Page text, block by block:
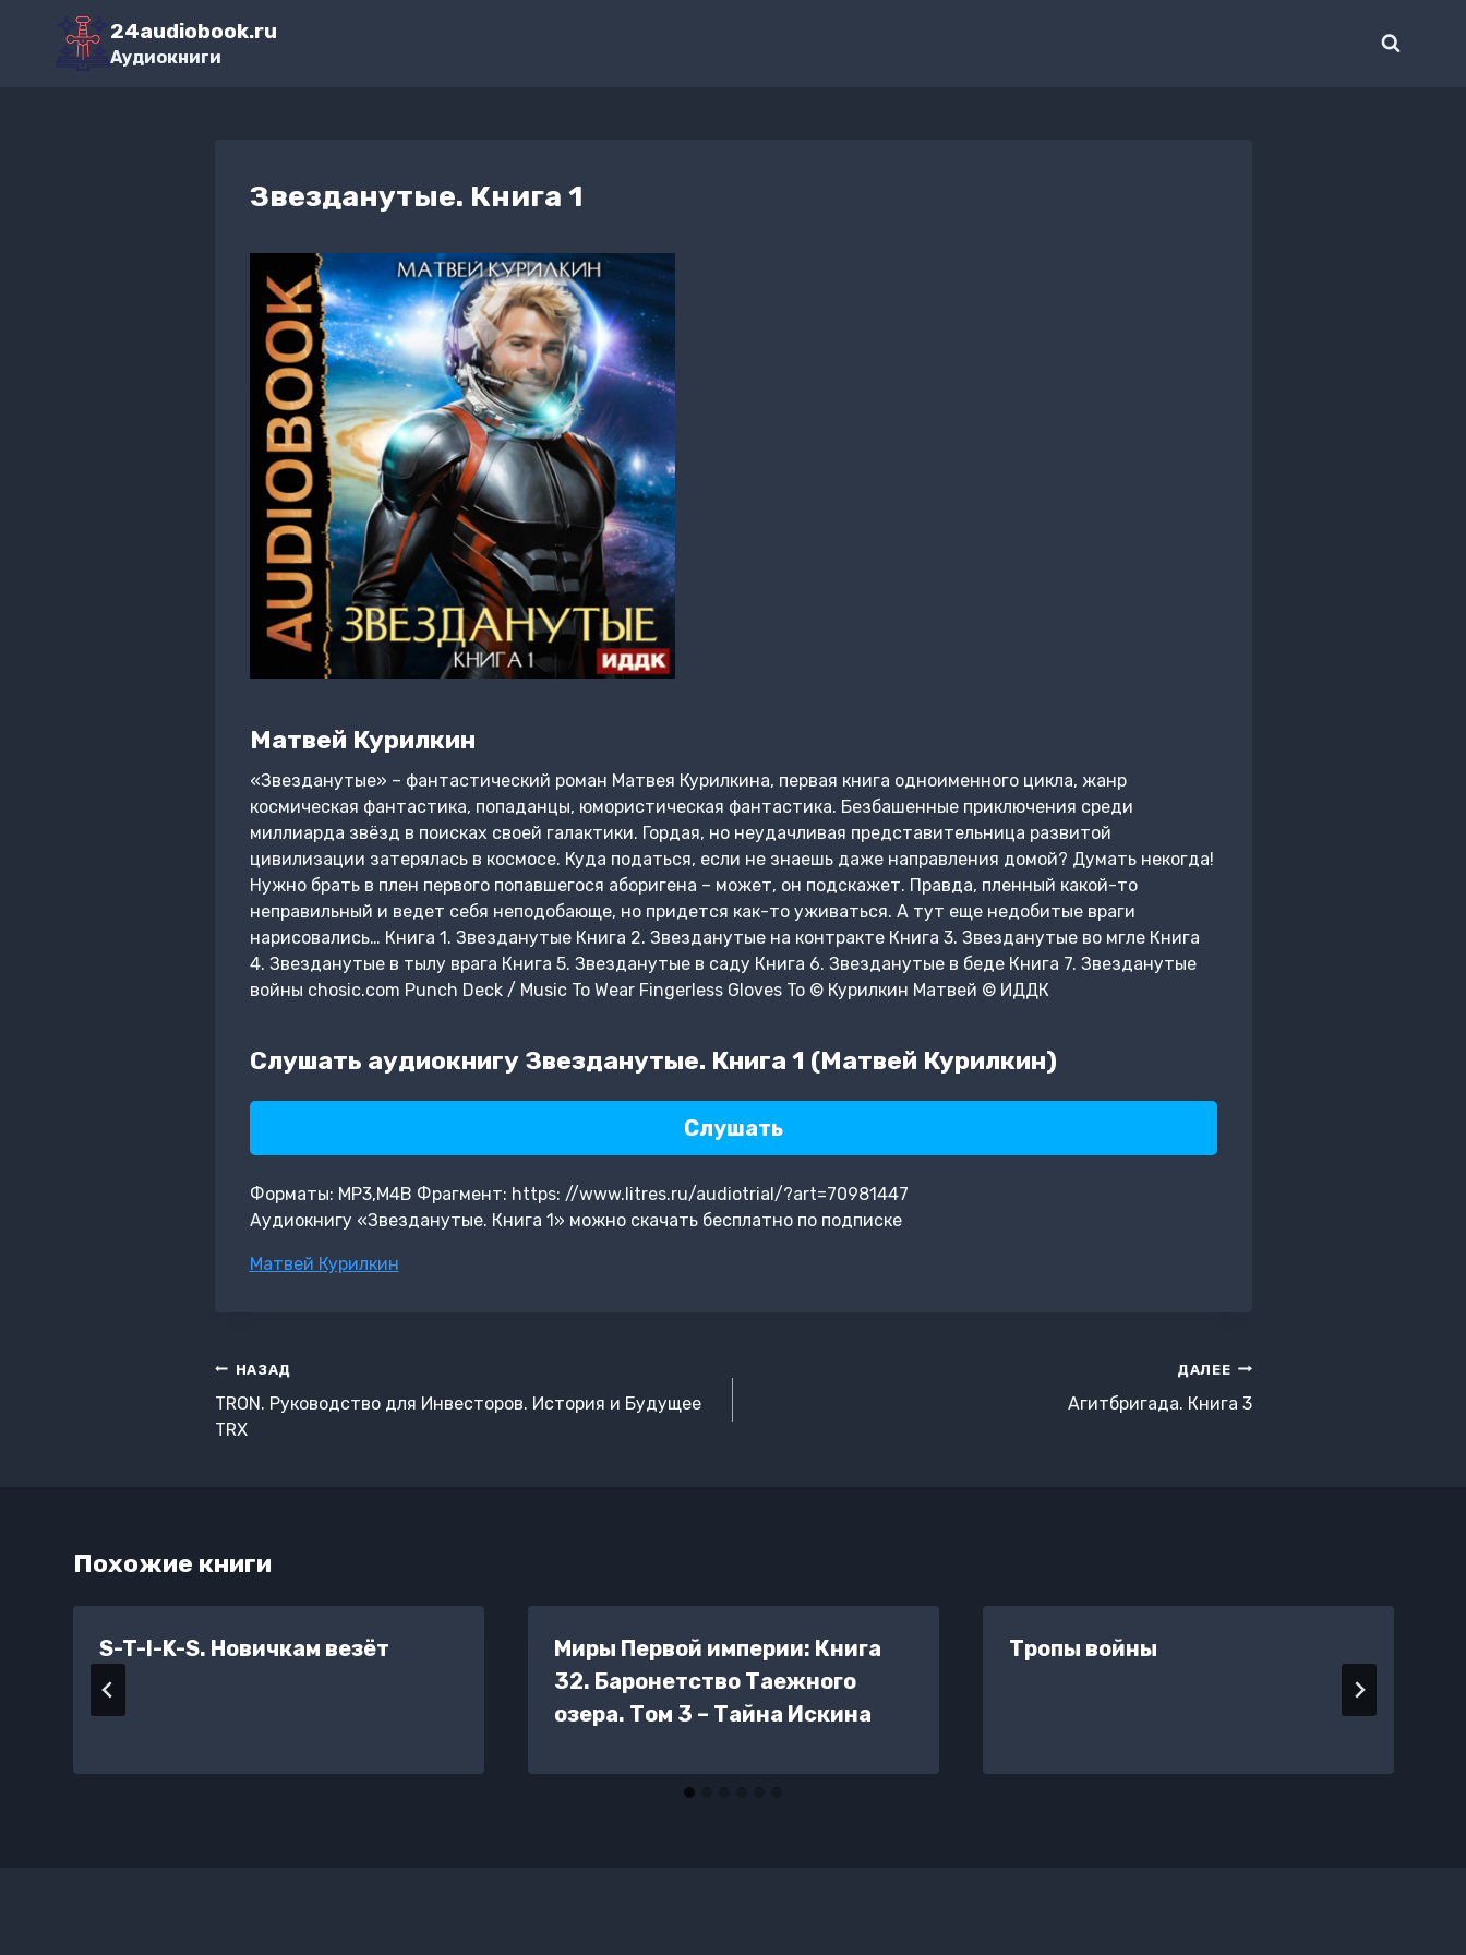
Перейти
содержимому
24audiobook.ru
Аудиокниги
Звезданутые. Книга 1
Матвей Курилкин
«Звезданутые» – фантастический роман Матвея Курилкина, первая книга одноименного цикла, жанр
космическая фантастика, попаданцы, юмористическая фантастика. Безбашенные приключения среди
миллиарда звёзд в поисках своей галактики. Гордая, но неудачливая представительница развитой
цивилизации затерялась в космосе. Куда податься, если не знаешь даже направления домой? Думать некогда!
Нужно брать в плен первого попавшегося аборигена – может, он подскажет. Правда, пленный какой-то
неправильный и ведет себя неподобающе, но придется как-то уживаться. А тут еще недобитые враги
нарисовались… Книга 1. Звезданутые Книга 2. Звезданутые на контракте Книга 3. Звезданутые во мгле Книга
4. Звезданутые в тылу врага Книга 5. Звезданутые в саду Книга 6. Звезданутые в беде Книга 7. Звезданутые
войны chosic.com Punch Deck / Music To Wear Fingerless Gloves To © Курилкин Матвей © ИДДК
Слушать аудиокнигу Звезданутые. Книга 1 (Матвей Курилкин)
Слушать
Форматы: MP3,M4B Фрагмент: https: //www.litres.ru/audiotrial/?art=70981447
Аудиокнигу «Звезданутые. Книга 1» можно скачать бесплатно по подписке
Метки
Матвей Курилкин
Навигация
по
записям
НАЗАД
TRON. Руководство для Инвесторов. История и Будущее
TRX
ДАЛЕЕ
Агитбригада. Книга 3
Похожие книги
S-T-I-K-S. Новичкам везёт
Миры Первой империи: Книга
32. Баронетство Таежного
озера. Том 3 – Тайна Искина
Тропы войны